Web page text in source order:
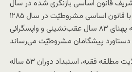
قانون اساسی بازنگری شده در سال
۱۳۶۸، در قیاس با قانون اساسی مشروطیّت در سال ۱۲۸۵
خورشیدی، ملت ایران را به پهنای ۸۳ سال عقب‌نشینی و واپسگرائی
البته واپسگرائی به ولایت مطلقه فقیه، استبداد دوران ۵۳ ساله